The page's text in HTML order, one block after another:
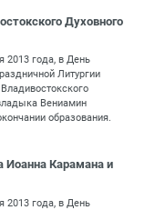
Духовного
2013 года, в День
Литургии
Вениамин
образования.
Иоанна Карамана и
2013 года, в День